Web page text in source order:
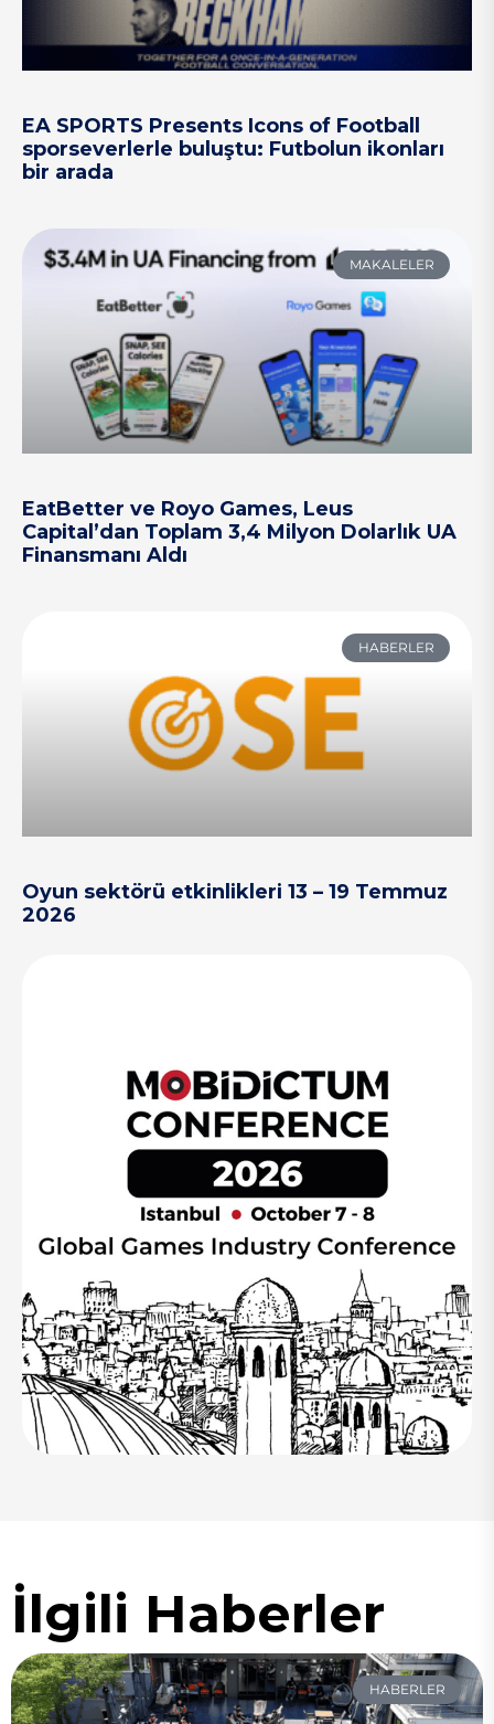
EA SPORTS Presents Icons of Football
sporseverlerle buluştu: Futbolun ikonları
bir arada
MAKALELER
EatBetter ve Royo Games, Leus
Capital’dan Toplam 3,4 Milyon Dolarlık UA
Finansmanı Aldı
HABERLER
Oyun sektörü etkinlikleri 13 – 19 Temmuz
2026
İlgili Haberler
HABERLER